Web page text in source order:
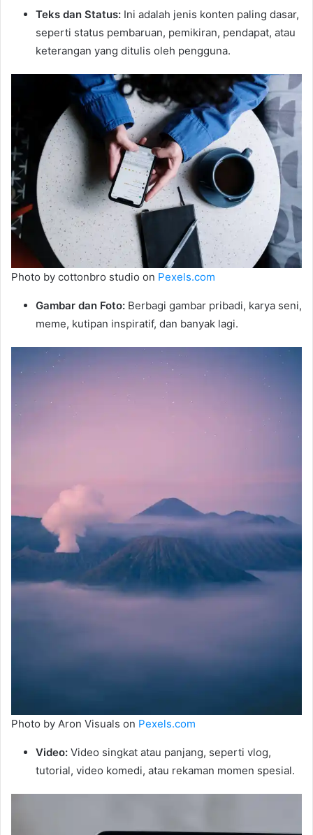
Teks dan Status: Ini adalah jenis konten paling dasar,
seperti status pembaruan, pemikiran, pendapat, atau
keterangan yang ditulis oleh pengguna.
Photo by cottonbro studio on Pexels.com
Gambar dan Foto: Berbagi gambar pribadi, karya seni,
meme, kutipan inspiratif, dan banyak lagi.
Photo by Aron Visuals on Pexels.com
Video: Video singkat atau panjang, seperti vlog,
tutorial, video komedi, atau rekaman momen spesial.